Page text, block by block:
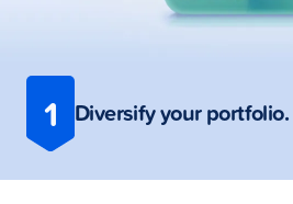
1 Diversify your portfolio.